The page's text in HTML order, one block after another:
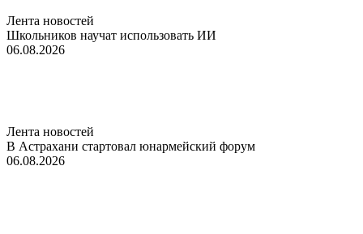
Лента новостей
Школьников научат использовать ИИ
06.08.2026
Лента новостей
В Астрахани стартовал юнармейский форум
06.08.2026